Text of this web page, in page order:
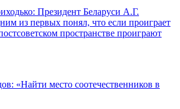
Президент Беларуси А.Г.
из первых понял, что если проиграет
пространстве проиграют
«Найти место соотечественников в